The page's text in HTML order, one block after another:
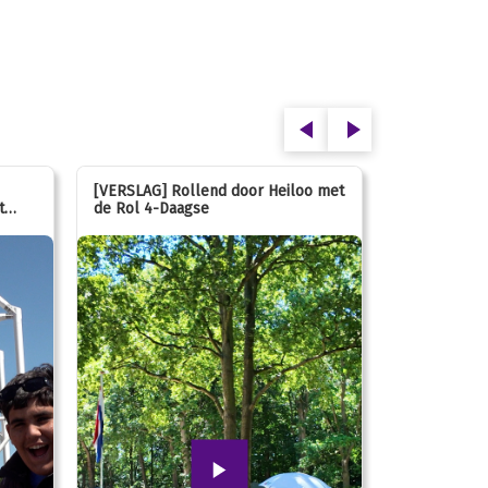
[VERSLAG] Rollend door Heiloo met
de Rol 4-Daagse